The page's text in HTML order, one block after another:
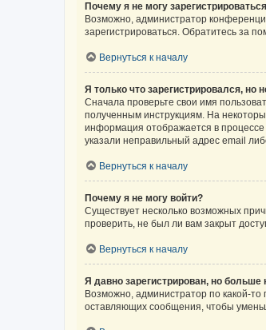
Почему я не могу
Возможно, администратор
зарегистрироваться. Обратитесь за
Вернуться к началу
Я только что зарегистрировался, но
Сначала проверьте свои имя
полученным инструкциям. На
информация отображается в
указали неправильный адрес email
Вернуться к началу
Почему я не могу войти?
Существует несколько возможных
проверить, не был ли вам закрыт
Вернуться к началу
Я давно зарегистрирован, но больше
Возможно, администратор по какой-
оставляющих сообщения, чтобы